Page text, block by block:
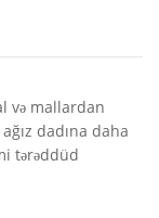
və mallardan
dadına daha
tərəddüd